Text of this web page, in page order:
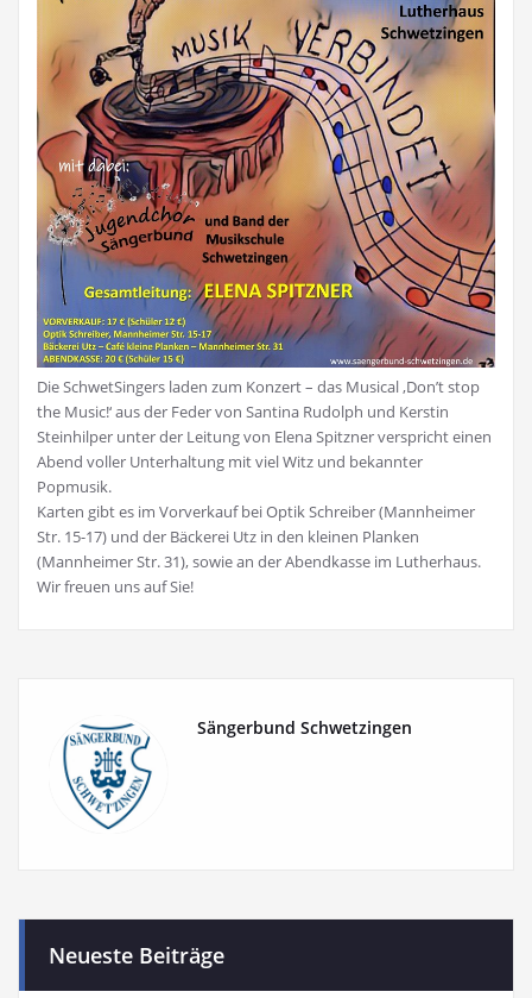
Die SchwetSingers laden zum Konzert – das Musical ‚Don’t stop
the Music!‘ aus der Feder von Santina Rudolph und Kerstin
Steinhilper unter der Leitung von Elena Spitzner verspricht einen
Abend voller Unterhaltung mit viel Witz und bekannter
Popmusik.
Karten gibt es im Vorverkauf bei Optik Schreiber (Mannheimer
Str. 15-17) und der Bäckerei Utz in den kleinen Planken
(Mannheimer Str. 31), sowie an der Abendkasse im Lutherhaus.
Wir freuen uns auf Sie!
Sängerbund Schwetzingen
Neueste Beiträge